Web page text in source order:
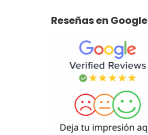
Reseñas en Google